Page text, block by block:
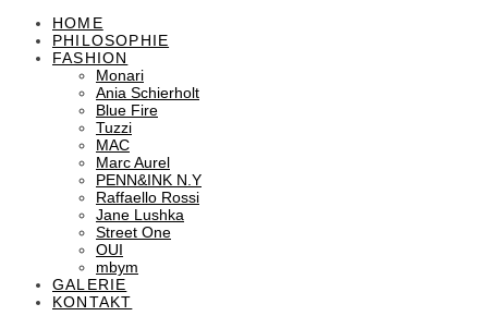
HOME
PHILOSOPHIE
FASHION
Monari
Ania Schierholt
Blue Fire
Tuzzi
MAC
Marc Aurel
PENN&INK N.Y
Raffaello Rossi
Jane Lushka
Street One
OUI
mbym
GALERIE
KONTAKT